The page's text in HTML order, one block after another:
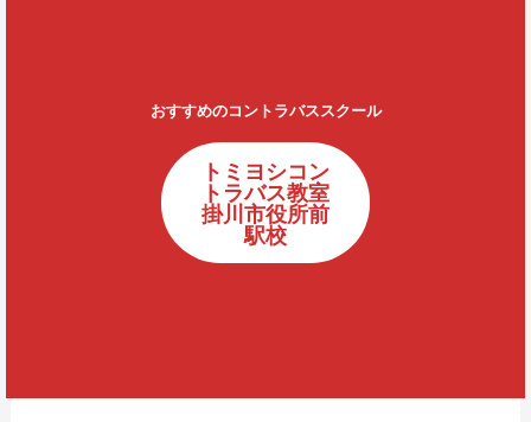
おすすめのコントラバススクール
トミヨシコン
トラバス教室
掛川市役所前
駅校